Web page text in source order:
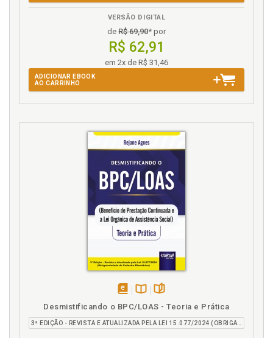
Constitucional 103/2019. Da cota de dependente, p.
Emenda Constitucional 103/2019. Cálculo do
benefício de pensão por morte após a Emenda
Constitucional 103/2019. Do salário de benefício, p.
124
Emenda Constitucional 103/2019. Cálculo do
benefício de pensão por morte trazida pela EC
Enteado. Equiparados a filho: enteado e menor
Equiparados a filho: enteado e menor tutelado, p. 79
Filho socioafetivo, p. 82
Filho. Equiparados a filho: enteado e menor tutelado,
Função da seguridade social, p. 19
Guarda. Menor sob guarda, p. 80
Guerra. Morte presumida em casos de acidente,
VERSÃO DIGITAL
de R$ 69,90* por
R$ 62,91
em 2x de R$ 31,46
ADICIONAR EBOOK
AO CARRINHO
eBookB.V.
Desmistificando o BPC/LOAS - Teoria e Prática
3ª EDIÇÃO - REVISTA E ATUALIZADA PELA LEI 15.077/2024 (OBRIGATORIEDADE DO CADASTRO BIOMÉTRICO)